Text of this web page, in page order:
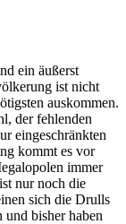
ein äußerst
ist nicht
auskommen.
der fehlenden
eingeschränkten
kommt es vor
immer
nur noch die
sich die Drulls
und bisher haben